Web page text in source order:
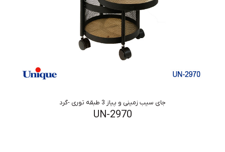
جای سیب زمینی و پیاز 3 طبقه توری -گرد
UN-2970